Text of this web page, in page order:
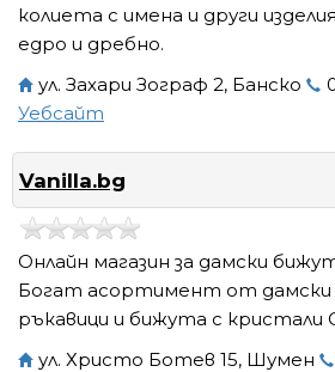
колиета с имена и други
едро и дребно.
ул. Захари Зограф 2, Банско
Уебсайт
Vanilla.bg
Онлайн магазин за дамски
Богат асортимент от дамски
ръкавици и бижута с кристали
ул. Христо Ботев 15, Шумен